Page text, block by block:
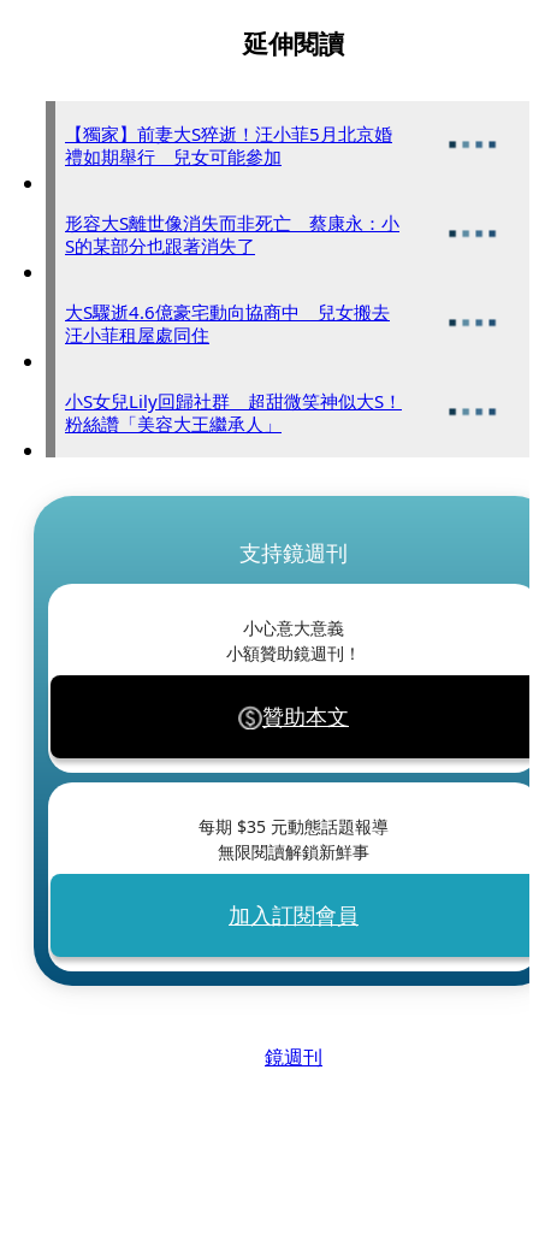
延伸閱讀
【獨家】前妻大S猝逝！汪小菲5月北京婚
禮如期舉行 兒女可能參加
形容大S離世像消失而非死亡 蔡康永：小
S的某部分也跟著消失了
大S驟逝4.6億豪宅動向協商中 兒女搬去
汪小菲租屋處同住
小S女兒Lily回歸社群 超甜微笑神似大S！
粉絲讚「美容大王繼承人」
支持鏡週刊
小心意大意義
小額贊助鏡週刊！
贊助本文
每期 $35 元動態話題報導
無限閱讀解鎖新鮮事
加入訂閱會員
鏡週刊